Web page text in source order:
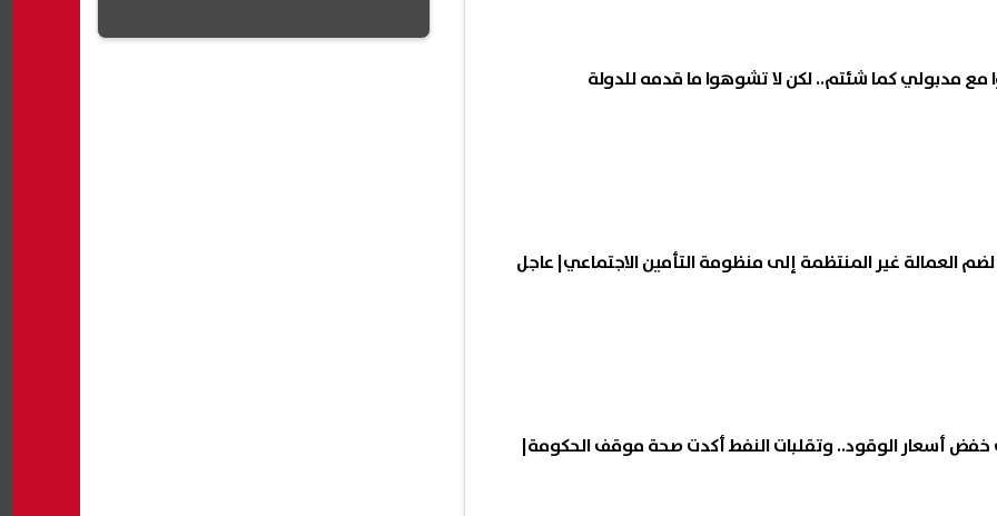
مدبولي كما شئتم.. لكن لا تشوهوا ما قدمه للدولة
العمالة غير المنتظمة إلى منظومة التأمين الاجتماعي| عاجل
أسعار الوقود.. وتقلبات النفط أكدت صحة موقف الحكومة|